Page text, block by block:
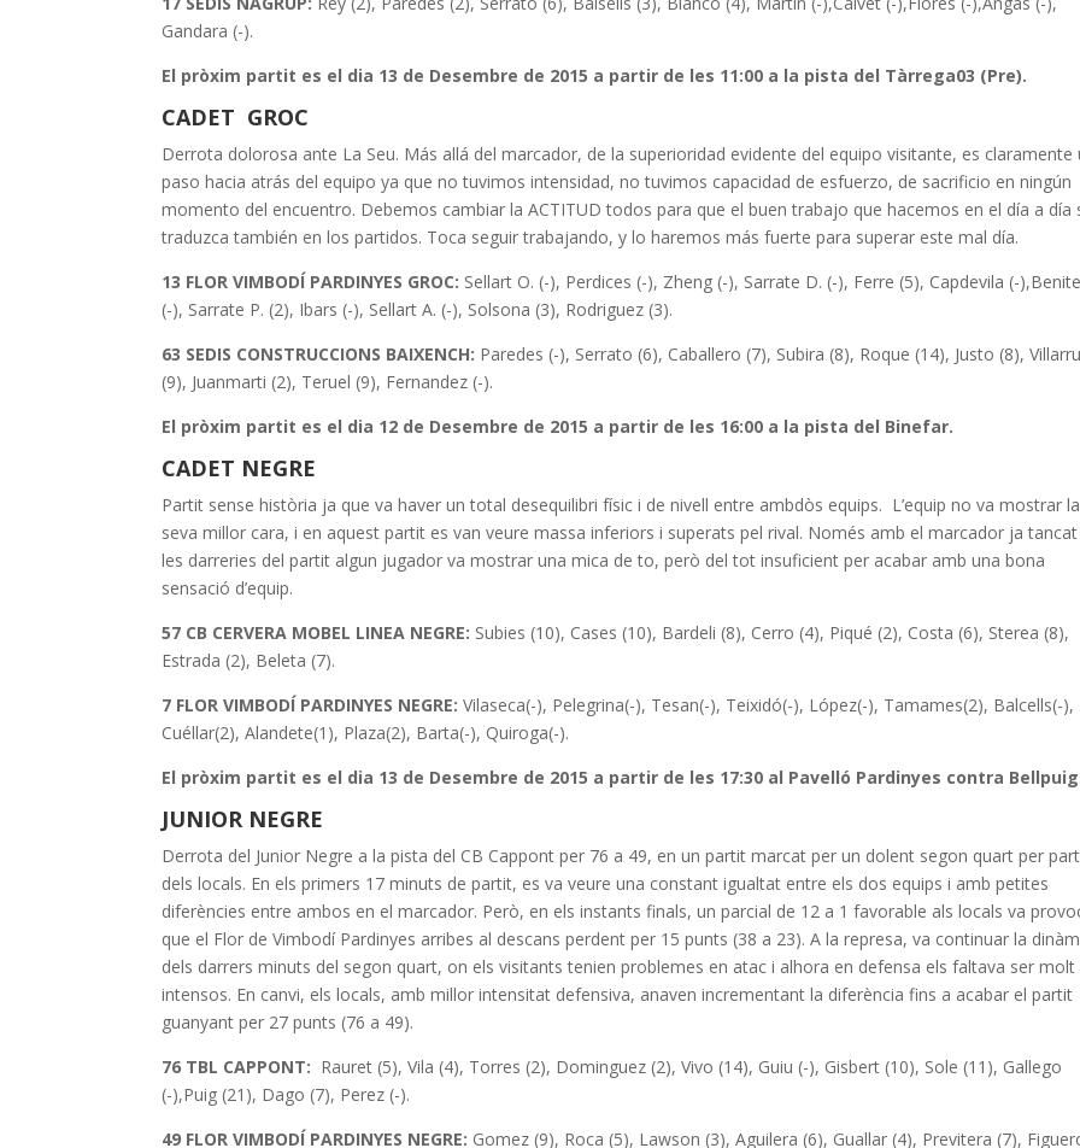
Gandara (-).
El pròxim partit es el dia 13 de Desembre de 2015 a partir de les 11:00 a la pista del Tàrrega03 (Pre).
CADET GROC
Derrota dolorosa ante La Seu. Más allá del marcador, de la superioridad evidente del equipo visitante, es claramente
paso hacia atrás del equipo ya que no tuvimos intensidad, no tuvimos capacidad de esfuerzo, de sacrificio en ningún
momento del encuentro. Debemos cambiar la ACTITUD todos para que el buen trabajo que hacemos en el día a día
traduzca también en los partidos. Toca seguir trabajando, y lo haremos más fuerte para superar este mal día.
13 FLOR VIMBODÍ PARDINYES GROC: Sellart O. (-), Perdices (-), Zheng (-), Sarrate D. (-), Ferre (5), Capdevila (-
(-), Sarrate P. (2), Ibars (-), Sellart A. (-), Solsona (3), Rodriguez (3).
63 SEDIS CONSTRUCCIONS BAIXENCH: Paredes (-), Serrato (6), Caballero (7), Subira (8), Roque (14), Justo (8),
(9), Juanmarti (2), Teruel (9), Fernandez (-).
El pròxim partit es el dia 12 de Desembre de 2015 a partir de les 16:00 a la pista del Binefar.
CADET NEGRE
Partit sense història ja que va haver un total desequilibri físic i de nivell entre ambdòs equips. L’equip no va mostrar la
seva millor cara, i en aquest partit es van veure massa inferiors i superats pel rival. Només amb el marcador ja tancat
les darreries del partit algun jugador va mostrar una mica de to, però del tot insuficient per acabar amb una bona
sensació d’equip.
57 CB CERVERA MOBEL LINEA NEGRE: Subies (10), Cases (10), Bardeli (8), Cerro (4), Piqué (2), Costa (6), Sterea (8),
Estrada (2), Beleta (7).
7 FLOR VIMBODÍ PARDINYES NEGRE: Vilaseca(-), Pelegrina(-), Tesan(-), Teixidó(-), López(-), Tamames(2), Balcells(-),
Cuéllar(2), Alandete(1), Plaza(2), Barta(-), Quiroga(-).
El pròxim partit es el dia 13 de Desembre de 2015 a partir de les 17:30 al Pavelló Pardinyes contra
JUNIOR NEGRE
Derrota del Junior Negre a la pista del CB Cappont per 76 a 49, en un partit marcat per un dolent segon quart per part
dels locals. En els primers 17 minuts de partit, es va veure una constant igualtat entre els dos equips i amb petites
diferències entre ambos en el marcador. Però, en els instants finals, un parcial de 12 a 1 favorable als locals va
que el Flor de Vimbodí Pardinyes arribes al descans perdent per 15 punts (38 a 23). A la represa, va continuar la
dels darrers minuts del segon quart, on els visitants tenien problemes en atac i alhora en defensa els faltava ser molt
intensos. En canvi, els locals, amb millor intensitat defensiva, anaven incrementant la diferència fins a acabar el partit
guanyant per 27 punts (76 a 49).
76 TBL CAPPONT: Rauret (5), Vila (4), Torres (2), Dominguez (2), Vivo (14), Guiu (-), Gisbert (10), Sole (11), Gallego
(-),Puig (21), Dago (7), Perez (-).
49 FLOR VIMBODÍ PARDINYES NEGRE: Gomez (9), Roca (5), Lawson (3), Aguilera (6), Guallar (4), Previtera (7),